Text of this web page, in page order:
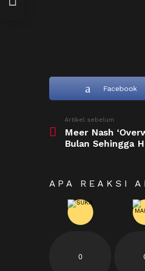
Facebook
more
Artikel sebelum
Meer Nash
Bulan Sehingga
APA REAKSI
0